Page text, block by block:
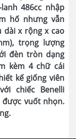
486cc nhập
hố nhưng vẫn
dài x rộng x cao
trọng lượng
đèn tròn dạng
kèm 4 chữ cái
kế giống viên
chiếc Benelli
được vuốt nhọn.